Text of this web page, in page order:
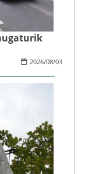
2026/08/03